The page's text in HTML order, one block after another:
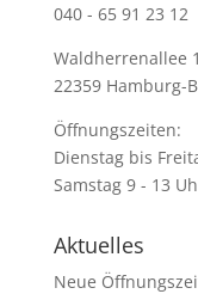
040 - 65 91 23 12
Waldherrenallee
22359 Hamburg-
Öffnungszeiten:
Dienstag bis
Samstag 9 - 13
Aktuelles
Neue